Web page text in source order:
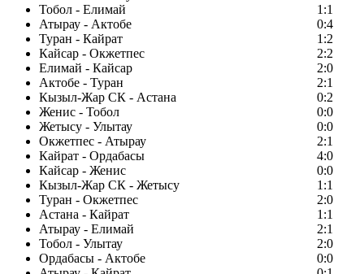
Тобол - Елимай
1:1
Атырау - Актобе
0:4
Туран - Кайрат
1:2
Кайсар - Окжетпес
2:2
Елимай - Кайсар
2:0
Актобе - Туран
2:1
Кызыл-Жар СК - Астана
0:2
Женис - Тобол
0:0
Жетысу - Улытау
0:0
Окжетпес - Атырау
2:1
Кайрат - Ордабасы
4:0
Кайсар - Женис
0:0
Кызыл-Жар СК - Жетысу
1:1
Туран - Окжетпес
2:0
Астана - Кайрат
1:1
Атырау - Елимай
2:1
Тобол - Улытау
2:0
Ордабасы - Актобе
0:0